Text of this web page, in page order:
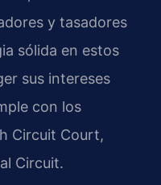
y tasadores
sólida en estos
sus intereses
con los
Circuit Court,
Circuit.